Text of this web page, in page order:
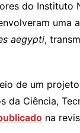
do Instituto
uma
aegypti,
de um projeto
Ciência,
na